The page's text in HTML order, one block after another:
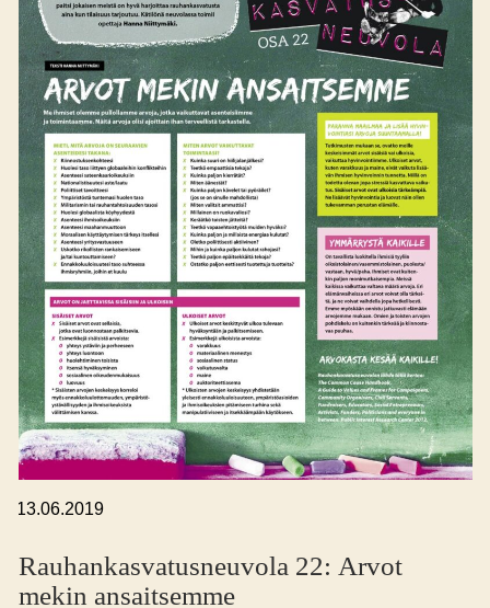
13.06.2019
Rauhankasvatus­neuvola 22: Arvot
mekin ansaitsemme